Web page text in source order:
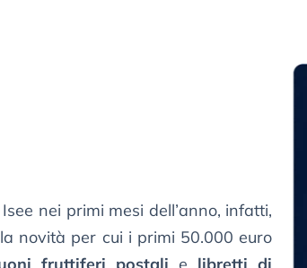
nei primi mesi dell’anno, infatti,
novità per cui i primi 50.000 euro